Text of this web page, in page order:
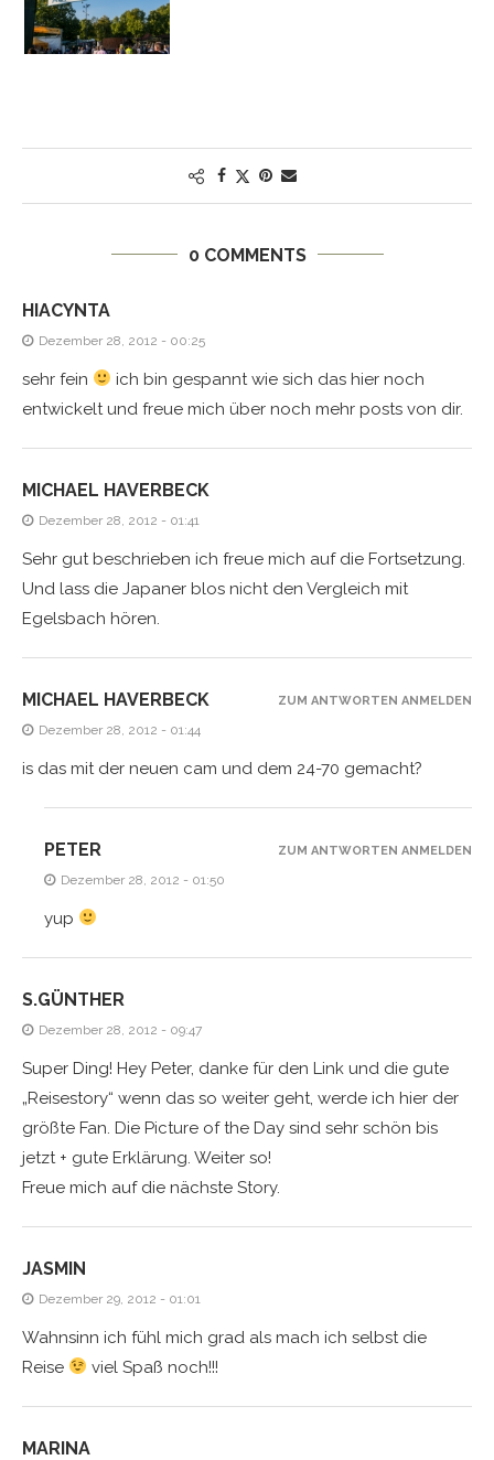
0 COMMENTS
HIACYNTA
Dezember 28, 2012 - 00:25
sehr fein
ich bin gespannt wie sich das hier noch
entwickelt und freue mich über noch mehr posts von dir.
MICHAEL HAVERBECK
Dezember 28, 2012 - 01:41
Sehr gut beschrieben ich freue mich auf die Fortsetzung.
Und lass die Japaner blos nicht den Vergleich mit
Egelsbach hören.
MICHAEL HAVERBECK
Dezember 28, 2012 - 01:44
is das mit der neuen cam und dem 24-70 gemacht?
ZUM ANTWORTEN ANMELDEN
PETER
Dezember 28, 2012 - 01:50
yup
ZUM ANTWORTEN ANMELDEN
S.GÜNTHER
Dezember 28, 2012 - 09:47
Super Ding! Hey Peter, danke für den Link und die gute
„Reisestory“ wenn das so weiter geht, werde ich hier der
größte Fan. Die Picture of the Day sind sehr schön bis
jetzt + gute Erklärung. Weiter so!
Freue mich auf die nächste Story.
JASMIN
Dezember 29, 2012 - 01:01
Wahnsinn ich fühl mich grad als mach ich selbst die
Reise
viel Spaß noch!!!
MARINA